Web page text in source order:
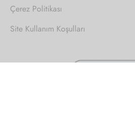
Çerez Politikası
Site Kullanım Koşulları